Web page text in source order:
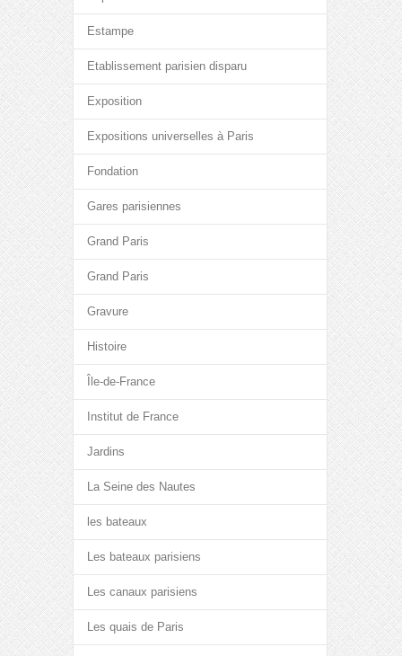
Estampe
Etablissement parisien disparu
Exposition
Expositions universelles à Paris
Fondation
Gares parisiennes
Grand Paris
Grand Paris
Gravure
Histoire
Île-de-France
Institut de France
Jardins
La Seine des Nautes
les bateaux
Les bateaux parisiens
Les canaux parisiens
Les quais de Paris